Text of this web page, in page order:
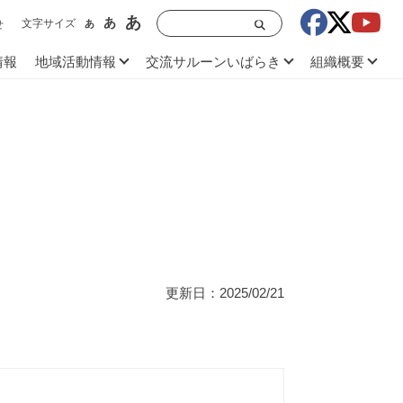
文字サイズ あ あ あ
報 地域活動情報 交流サルーンいばらき 組織概要
更新日：2025/02/21